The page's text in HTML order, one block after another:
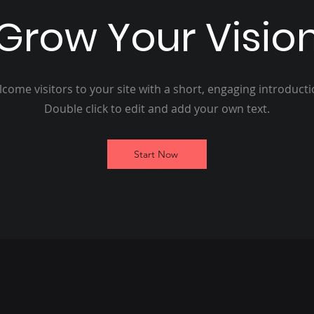
Your
visitors to your site with a short, engaging
Double click to edit and add your own text.
Start Now